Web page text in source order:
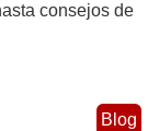
consejos de
Blog